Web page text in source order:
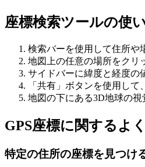
座標検索ツールの使
検索バーを使用して住所や
地図上の任意の場所をクリ
サイドバーに緯度と経度の
「共有」ボタンを使用し
地図の下にある3D地球の視
GPS座標に関するよ
特定の住所の座標を見つけ